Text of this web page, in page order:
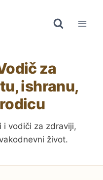
za
ishranu,
i vodiči za zdraviji,
život.